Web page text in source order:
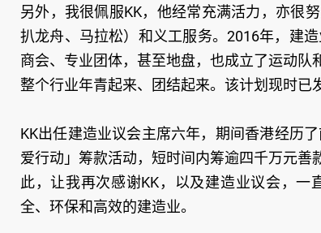
另外，我很佩服KK，他经常充满活力，亦很
扒龙舟、马拉松）和义工服务。2016年，建
商会、专业团体，甚至地盘，也成立了运动
整个行业年青起来、团结起来。该计划现时已
KK出任建造业议会主席六年，期间香港经历
爱行动」筹款活动，短时间内筹逾四千万元
此，让我再次感谢KK，以及建造业议会，
全、环保和高效的建造业。